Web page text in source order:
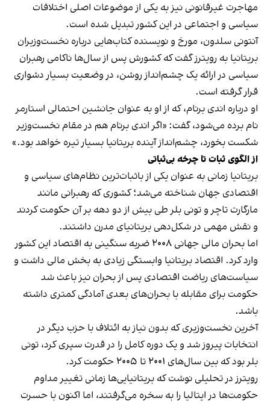
مهاجرت غیرقانونی نیز به یکی از موضوعات اصلی اختلافات
سیاسی و اجتماعی در این کشور تبدیل شده است.
آنتونی سلدون، مورخ و نویسنده کتاب‌هایی درباره نخست‌وزیران
بریتانیا به رویترز گفت که کشورش پس از سال‌ها ناکامی رهبران
سیاسی در ارائه یک چشم‌انداز روشن، در وضعیت بسیار دشواری
قرار گرفته است.
او درباره اندی برنام، که از او به عنوان جانشین احتمالی استارمر
نام برده می‌شود، گفت: «اگر اندی برنام هم در مقام نخست‌وزیر
شکست بخورد، چشم‌انداز آینده بریتانیا بسیار تیره خواهد بود.»
از الگوی ثبات تا چرخه بی‌ثباتی
بریتانیا زمانی به عنوان یکی از باثبات‌ترین نظام‌های سیاسی و
اقتصادی جهان شناخته می‌شد؛ کشوری که رهبرانی مانند
مارگارت تاچر و تونی بلر طی بیش از دو دهه بر آن حکومت کردند
و نقش مهمی در شکل‌دهی بریتانیای مدرن داشتند.
اما بحران مالی جهانی ۲۰۰۸ ضربه سنگینی به اقتصاد این کشور
وارد کرد. اقتصاد بریتانیا وابستگی زیادی به بخش مالی داشت و
سیاست‌های ریاضت اقتصادی پس از بحران نیز باعث شد
حکومت برای مقابله با بحران‌های بعدی آمادگی کمتری داشته
باشد.
آخرین نخست‌وزیری که بدون نیاز به ائتلاف با حزب دیگر در
انتخابات پیروز شد و یک دوره کامل را در قدرت سپری کرد، تونی
بلر بود که بین سال‌های ۲۰۰۱ تا ۲۰۰۵ حکومت کرد.
رویترز در تحلیلی نوشت که بریتانیایی‌ها زمانی تغییر مداوم
حکومت‌ها در ایتالیا را به سخره می‌گرفتند، اما اکنون با حسرت